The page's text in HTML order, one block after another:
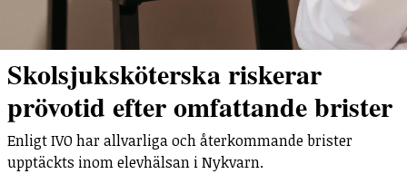
Skolsjuksköterska riskerar
prövotid efter omfattande brister
Enligt IVO har allvarliga och återkommande brister
upptäckts inom elevhälsan i Nykvarn.